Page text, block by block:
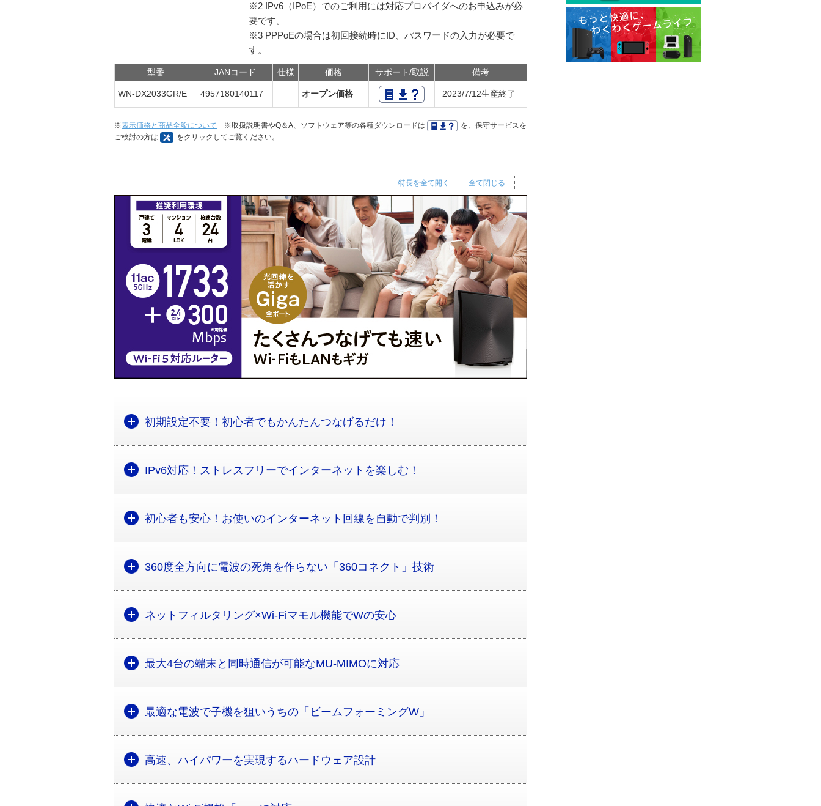
※2 IPv6（IPoE）でのご利用には対応プロバイダへのお申込みが必
要です。
※3 PPPoEの場合は初回接続時にID、パスワードの入力が必要で
す。
型番 JANコード 仕様 価格 サポート/取説 備考
WN-DX2033GR/E 4957180140117 オープン価格 2023/7/12生産終了
※表示価格と商品全般について ※取扱説明書やQ＆A、ソフトウェア等の各種ダウンロードは
を、保守サービスを
ご検討の方は
をクリックしてご覧ください。
全て閉じる
特長を全て開く
初期設定不要！初心者でもかんたんつなげるだけ！
IPv6対応！ストレスフリーでインターネットを楽しむ！
初心者も安心！お使いのインターネット回線を自動で判別！
360度全方向に電波の死角を作らない「360コネクト」技術
ネットフィルタリング×Wi-Fiマモル機能でWの安心
最大4台の端末と同時通信が可能なMU-MIMOに対応
最適な電波で子機を狙いうちの「ビームフォーミングW」
高速、ハイパワーを実現するハードウェア設計